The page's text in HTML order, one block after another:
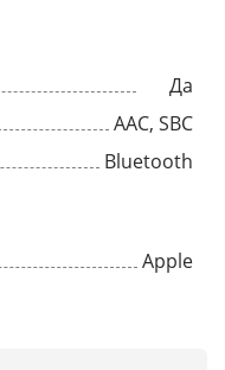
Да
АAC, SBC
Bluetooth
Apple